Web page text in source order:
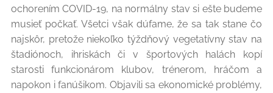
ochorením COVID-19, na normálny stav si ešte budeme
musieť počkať. Všetci však dúfame, že sa tak stane čo
najskôr, pretože niekoľko týždňový vegetatívny stav na
štadiónoch, ihriskách či v športových halách kopí
starosti funkcionárom klubov, trénerom, hráčom a
napokon i fanúšikom. Objavili sa ekonomické problémy,